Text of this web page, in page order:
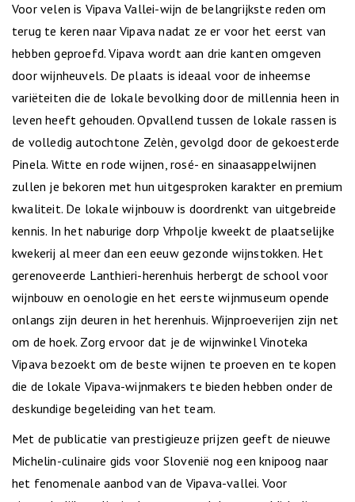
Voor velen is Vipava Vallei-wijn de belangrijkste reden om
terug te keren naar Vipava nadat ze er voor het eerst van
hebben geproefd. Vipava wordt aan drie kanten omgeven
door wijnheuvels. De plaats is ideaal voor de inheemse
variëteiten die de lokale bevolking door de millennia heen in
leven heeft gehouden. Opvallend tussen de lokale rassen is
de volledig autochtone Zelèn, gevolgd door de gekoesterde
Pinela. Witte en rode wijnen, rosé- en sinaasappelwijnen
zullen je bekoren met hun uitgesproken karakter en premium
kwaliteit. De lokale wijnbouw is doordrenkt van uitgebreide
kennis. In het naburige dorp Vrhpolje kweekt de plaatselijke
kwekerij al meer dan een eeuw gezonde wijnstokken. Het
gerenoveerde Lanthieri-herenhuis herbergt de school voor
wijnbouw en oenologie en het eerste wijnmuseum opende
onlangs zijn deuren in het herenhuis. Wijnproeverijen zijn net
om de hoek. Zorg ervoor dat je de wijnwinkel Vinoteka
Vipava bezoekt om de beste wijnen te proeven en te kopen
die de lokale Vipava-wijnmakers te bieden hebben onder de
deskundige begeleiding van het team.
Met de publicatie van prestigieuze prijzen geeft de nieuwe
Michelin-culinaire gids voor Slovenië nog een knipoog naar
het fenomenale aanbod van de Vipava-vallei. Voor